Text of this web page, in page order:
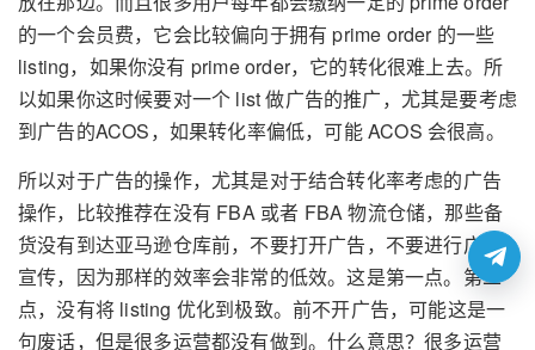
的一个会员费，它会比较偏向于拥有 prime order 的一些
listing，如果你没有 prime order，它的转化很难上去。所
以如果你这时候要对一个 list 做广告的推广，尤其是要考虑
到广告的ACOS，如果转化率偏低，可能 ACOS 会很高。
所以对于广告的操作，尤其是对于结合转化率考虑的广告
操作，比较推荐在没有 FBA 或者 FBA 物流仓储，那些备
货没有到达亚马逊仓库前，不要打开广告，不要进行广告
宣传，因为那样的效率会非常的低效。这是第一点。第二
点，没有将 listing 优化到极致。前不开广告，可能这是一
句废话，但是很多运营都没有做到。什么意思？很多运营